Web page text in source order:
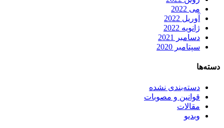
می 2022
آوریل 2022
ژانویه 2022
دسامبر 2021
سپتامبر 2020
دسته‌ها
دسته‌بندی نشده
قوانین و مصوبات
مقالات
وبدیو